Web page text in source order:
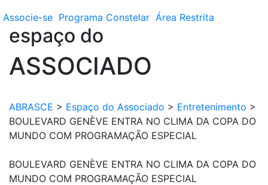
Associe-se Programa Constelar Área Restrita
espaço do
ASSOCIADO
ABRASCE > Espaço do Associado > Entretenimento >
BOULEVARD GENÈVE ENTRA NO CLIMA DA COPA DO
MUNDO COM PROGRAMAÇÃO ESPECIAL
BOULEVARD GENÈVE ENTRA NO CLIMA DA COPA DO
MUNDO COM PROGRAMAÇÃO ESPECIAL